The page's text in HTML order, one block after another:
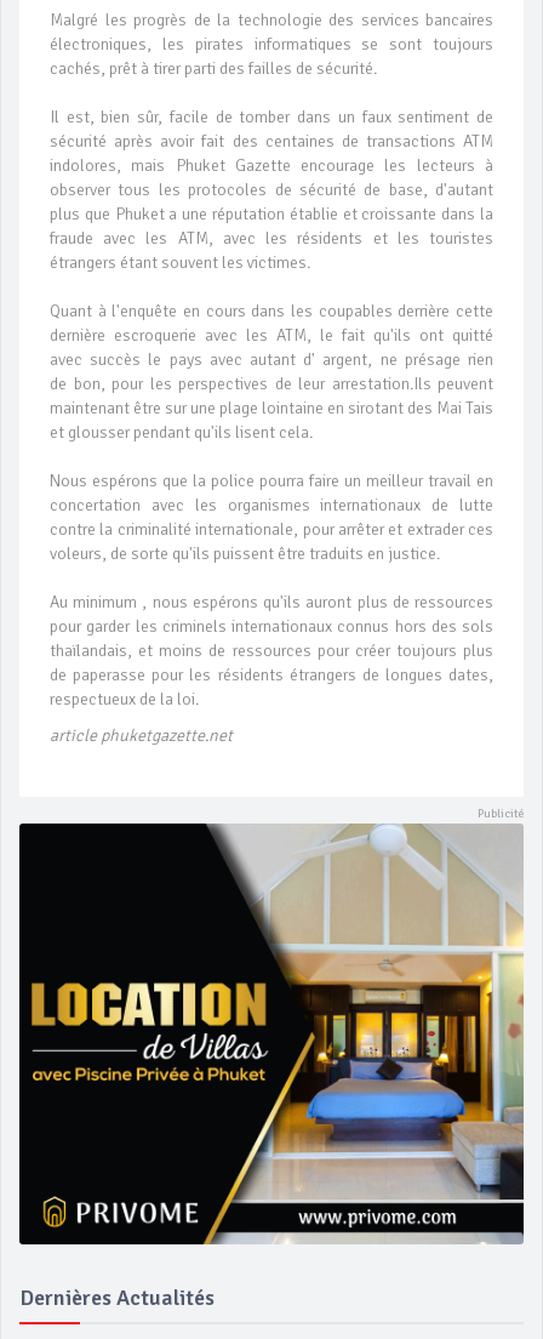
Malgré les progrès de la technologie des services bancaires
électroniques, les pirates informatiques se sont toujours
cachés, prêt à tirer parti des failles de sécurité.
Il est, bien sûr, facile de tomber dans un faux sentiment de
sécurité après avoir fait des centaines de transactions ATM
indolores, mais Phuket Gazette encourage les lecteurs à
observer tous les protocoles de sécurité de base, d'autant
plus que Phuket a une réputation établie et croissante dans la
fraude avec les ATM, avec les résidents et les touristes
étrangers étant souvent les victimes.
Quant à l'enquête en cours dans les coupables derrière cette
dernière escroquerie avec les ATM, le fait qu'ils ont quitté
avec succès le pays avec autant d' argent, ne présage rien
de bon, pour les perspectives de leur arrestation.Ils peuvent
maintenant être sur une plage lointaine en sirotant des Mai Tais
et glousser pendant qu'ils lisent cela.
Nous espérons que la police pourra faire un meilleur travail en
concertation avec les organismes internationaux de lutte
contre la criminalité internationale, pour arrêter et extrader ces
voleurs, de sorte qu'ils puissent être traduits en justice.
Au minimum , nous espérons qu'ils auront plus de ressources
pour garder les criminels internationaux connus hors des sols
thaïlandais, et moins de ressources pour créer toujours plus
de paperasse pour les résidents étrangers de longues dates,
respectueux de la loi.
article phuketgazette.net
Dernières Actualités